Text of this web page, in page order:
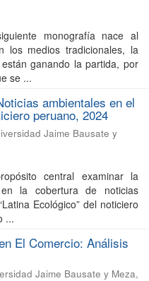
monografía nace al
los medios tradicionales, la
ganando la partida, por
se ...
ambientales en el
peruano, 2024
Jaime Bausate y
central examinar la
la cobertura de noticias
Ecológico” del noticiero
...
El Comercio: Análisis
Jaime Bausate y Meza,